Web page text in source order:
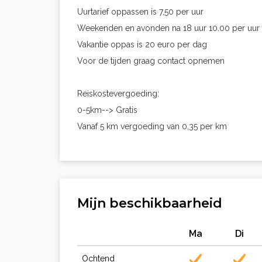
Uurtarief oppassen is 7,50 per uur
Weekenden en avonden na 18 uur 10.00 per uur
Vakantie oppas is 20 euro per dag
Voor de tijden graag contact opnemen
Reiskostevergoeding:
0-5km--> Gratis
Vanaf 5 km vergoeding van 0,35 per km
Mijn beschikbaarheid
Ma Di
Ochtend